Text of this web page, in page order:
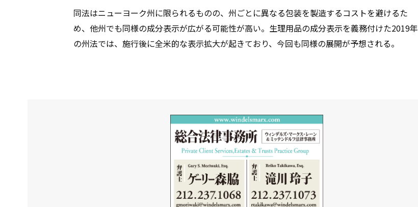
同法はニューヨーク州に限られるものの、州ごとに異なる包装を製造するコストを避けるた
め、他州でも同様の成分表示が広がる可能性が高い。生理用品の成分表示を義務付けた2019年
の州法では、施行後に全米的な表示拡大が起きており、今回も同様の展開が予想される。